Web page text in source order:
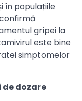
în populațiile
gripei la
este bine
simptomelor
dozare